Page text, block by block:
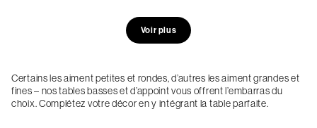
Voir plus
Certains les aiment petites et rondes, d’autres les aiment grandes et
fines – nos tables basses et d’appoint vous offrent l’embarras du
choix. Complétez votre décor en y intégrant la table parfaite.